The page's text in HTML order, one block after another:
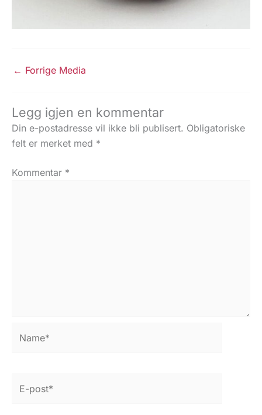
← Forrige Media
Legg igjen en kommentar
Din e-postadresse vil ikke bli publisert. Obligatoriske
felt er merket med *
Kommentar *
post*